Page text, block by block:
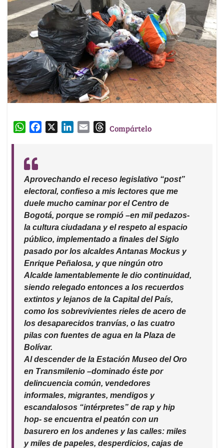
W
t
s
A
p
p
o
e
d
l
TCompártelo
Aprovechando el receso legislativo “post”
electoral, confieso a mis lectores que me
duele mucho caminar por el Centro de
Bogotá, porque se rompió –en mil pedazos-
la cultura ciudadana y el respeto al espacio
público, implementado a finales del Siglo
pasado por los alcaldes Antanas Mockus y
Enrique Peñalosa, y que ningún otro
Alcalde lamentablemente le dio continuidad,
siendo relegado entonces a los recuerdos
extintos y lejanos de la Capital del País,
como los sobrevivientes rieles de acero de
los desaparecidos tranvías, o las cuatro
pilas con fuentes de agua en la Plaza de
Bolívar.
Al descender de la Estación Museo del Oro
en Transmilenio –dominado éste por
delincuencia común, vendedores
informales, migrantes, mendigos y
escandalosos “intérpretes” de rap y hip
hop- se encuentra el peatón con un
basurero en los andenes y las calles: miles
y miles de papeles, desperdicios, cajas de